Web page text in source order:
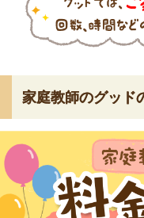
家庭教師のグッド